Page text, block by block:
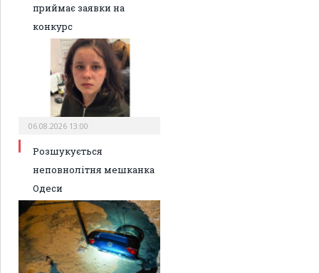
приймає заявки на
конкурс
06.08.2026 13:00
Розшукується
неповнолітня мешканка
Одеси